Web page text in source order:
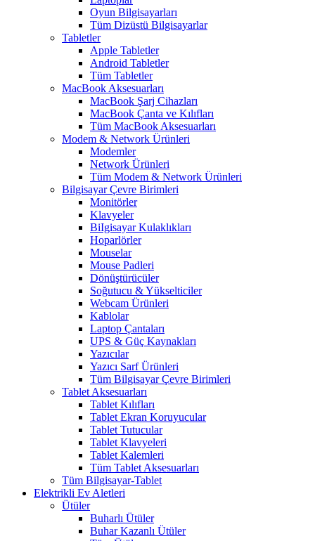
Oyun Bilgisayarları
Tüm Dizüstü Bilgisayarlar
Tabletler
Apple Tabletler
Android Tabletler
Tüm Tabletler
MacBook Aksesuarları
MacBook Şarj Cihazları
MacBook Çanta ve Kılıfları
Tüm MacBook Aksesuarları
Modem & Network Ürünleri
Modemler
Network Ürünleri
Tüm Modem & Network Ürünleri
Bilgisayar Çevre Birimleri
Monitörler
Klavyeler
BiIgisayar Kulaklıkları
Hoparlörler
Mouselar
Mouse Padleri
Dönüştürücüler
Soğutucu & Yükselticiler
Webcam Ürünleri
Kablolar
Laptop Çantaları
UPS & Güç Kaynakları
Yazıcılar
Yazıcı Sarf Ürünleri
Tüm Bilgisayar Çevre Birimleri
Tablet Aksesuarları
Tablet Kılıfları
Tablet Ekran Koruyucular
Tablet Tutucular
Tablet Klavyeleri
Tablet Kalemleri
Tüm Tablet Aksesuarları
Tüm Bilgisayar-Tablet
Elektrikli Ev Aletleri
Ütüler
Buharlı Ütüler
Buhar Kazanlı Ütüler